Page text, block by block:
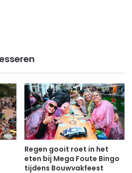
Regen gooit roet in het
eten bij Mega Foute Bingo
tijdens Bouwvakfeest